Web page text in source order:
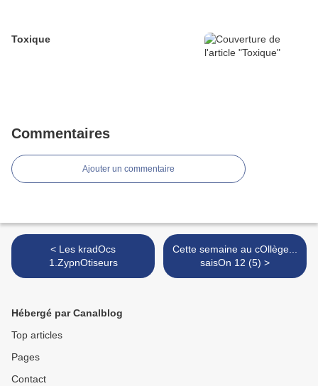
Toxique
Commentaires
Ajouter un commentaire
< Les kradOcs
1.ZypnOtiseurs
Cette semaine au cOllège...
saisOn 12 (5) >
Hébergé par Canalblog
Top articles
Pages
Contact